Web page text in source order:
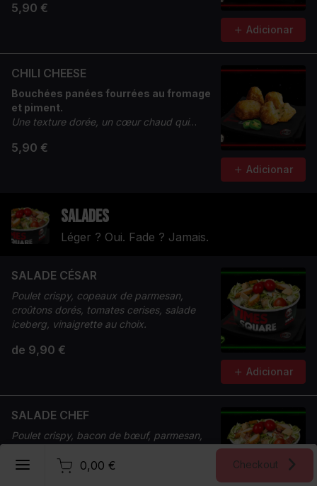
5,90 €
Adicionar
CHILI CHEESE
Bouchées panées fourrées au fromage
et piment.
Une texture dorée, un cœur chaud qui
5,90 €
Adicionar
Salades
Léger ? Oui. Fade ? Jamais.
SALADE CÉSAR
Poulet crispy, copeaux de parmesan,
croûtons dorés, tomates cerises, salade
iceberg, vinaigrette au choix.
de 9,90 €
Adicionar
SALADE CHEF
Poulet crispy, bacon de bœuf, parmesan,
oignons frits, salade iceberg.
0,00 € Checkout